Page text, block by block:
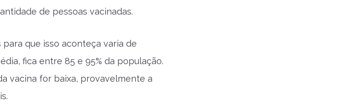
de pessoas vacinadas.
que isso aconteça varia de
fica entre 85 e 95% da população.
vacina for baixa, provavelmente a